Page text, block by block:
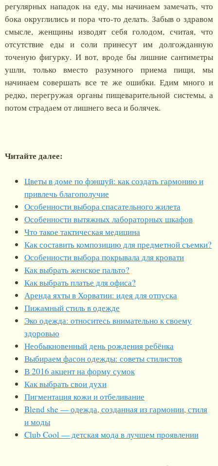
регулярных нападок на еду, мы начинаем замечать, что
бока округлились и пора что-то делать. Забыв о здравом
смысле, женщины изводят себя голодом, считая, что
отсутствие еды и соли принесут им долгожданную
точеную фигурку. И вот, вроде бы лишние сантиметры
ушли, только вместо разумного приема пищи, мы
начинаем совершать все те же ошибки. Едим много и
редко, перегружая органы пищеварительной системы, а
потом страдаем от лишнего веса и болячек.
Читайте далее:
Цветы в доме по фэншуй: как создать гармонию и
привлечь благополучие
Особенности выбора спасательного жилета
Особенности вытяжных лабораторных шкафов
Что такое тактическая медицина
Как составить композицию для предметной съемки?
Особенности выбора покрывала для кровати
Как выбрать женское пальто?
Как выбрать платье для офиса?
Аренда яхты в Хорватии: идея для отпуска
Пижамный стиль в одежде
Эко одежда: относитесь внимательно к своему
здоровью
Необыкновенный день рождения ребёнка
Выбираем фасон одежды: советы стилистов
В 2016 акцент на форму сумок
Как выбрать свои духи
Пигментация кожи и отбеливание
Blend she — одежда, созданная из гармонии, стиля
и моды
Club Cool — детская мода в лучшем проявлении